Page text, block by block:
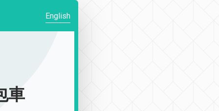
English
車